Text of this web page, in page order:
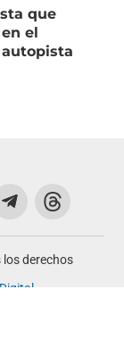
que
el
los derechos